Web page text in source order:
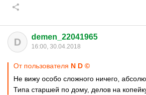
D demen_22041965
16:00, 30.04.2018
От пользователя N D ©
Не вижу особо сложного ничего,
Типа старшей по дому, делов на